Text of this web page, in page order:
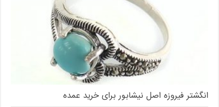
انگشتر فیروزه اصل نیشابور برای خرید عمده